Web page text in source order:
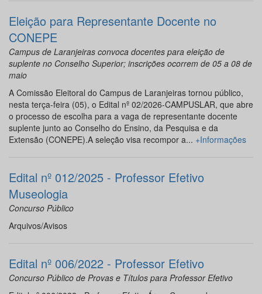
Eleição para Representante Docente no
CONEPE
Campus de Laranjeiras convoca docentes para eleição de
suplente no Conselho Superior; inscrições ocorrem de 05 a 08 de
maio
A Comissão Eleitoral do Campus de Laranjeiras tornou público,
nesta terça-feira (05), o Edital nº 02/2026-CAMPUSLAR, que abre
o processo de escolha para a vaga de representante docente
suplente junto ao Conselho do Ensino, da Pesquisa e da
Extensão (CONEPE).A seleção visa recompor a... +Informações
Edital nº 012/2025 - Professor Efetivo
Museologia
Concurso Público
Arquivos/Avisos
Edital nº 006/2022 - Professor Efetivo
Concurso Público de Provas e Títulos para Professor Efetivo